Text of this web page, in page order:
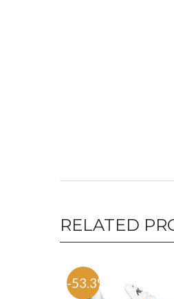
RELATED
-53.3%